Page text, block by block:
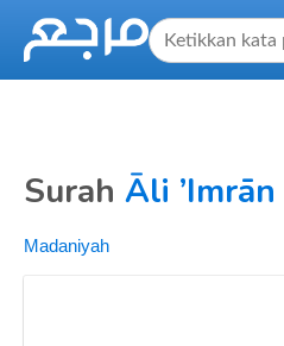
Surah Āli ’Imrān
Madaniyah